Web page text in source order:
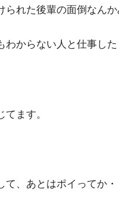
られた後輩の面倒なん
わからない人と仕事し
ます。
て、あとはポイってか